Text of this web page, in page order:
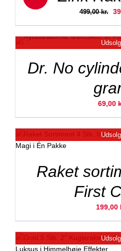
499,00kr.
Dr. No
69,00
Raket
First
199,00